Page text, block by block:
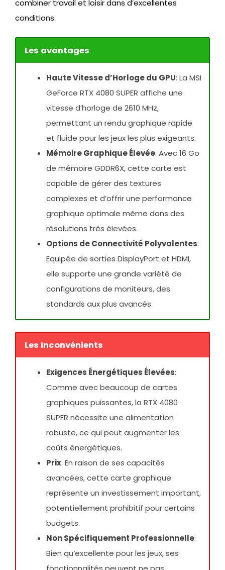
combiner travail et loisir dans d’excellentes
conditions.
Les avantages
Haute Vitesse d’Horloge du GPU: La MSI
GeForce RTX 4080 SUPER affiche une
vitesse d’horloge de 2610 MHz,
permettant un rendu graphique rapide
et fluide pour les jeux les plus exigeants.
Mémoire Graphique Élevée: Avec 16 Go
de mémoire GDDR6X, cette carte est
capable de gérer des textures
complexes et d’offrir une performance
graphique optimale même dans des
résolutions très élevées.
Options de Connectivité Polyvalentes:
Equipée de sorties DisplayPort et HDMI,
elle supporte une grande variété de
configurations de moniteurs, des
standards aux plus avancés.
Les inconvénients
Exigences Énergétiques Élevées:
Comme avec beaucoup de cartes
graphiques puissantes, la RTX 4080
SUPER nécessite une alimentation
robuste, ce qui peut augmenter les
coûts énergétiques.
Prix: En raison de ses capacités
avancées, cette carte graphique
représente un investissement important,
potentiellement prohibitif pour certains
budgets.
Non Spécifiquement Professionnelle:
Bien qu’excellente pour les jeux, ses